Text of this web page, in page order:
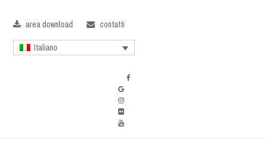
area download contatti
Italiano